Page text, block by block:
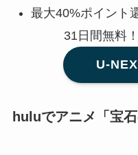
最大40%ポイント
31日間無料
U-
huluでアニメ「宝石